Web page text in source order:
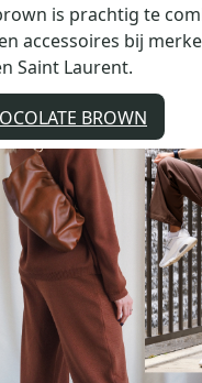
is prachtig te
accessoires bij
Saint Laurent.
BROWN